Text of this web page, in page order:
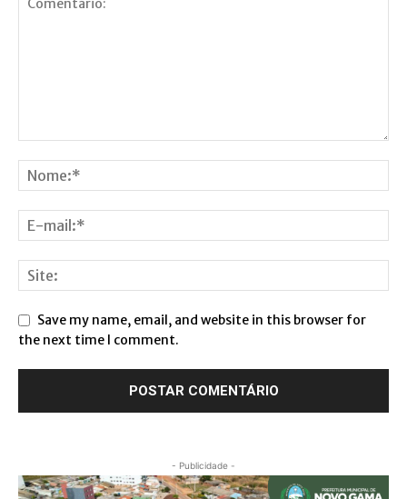
Save my name, email, and website in this browser for
the next time I comment.
- Publicidade -